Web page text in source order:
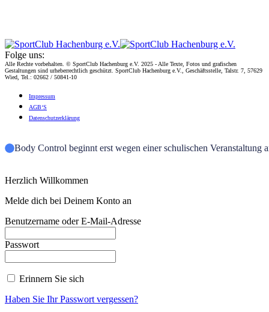
Folge uns:
Alle Rechte vorbehalten. © SportClub Hachenburg e.V. 2025 - Alle Texte, Fotos und grafischen
Gestaltungen sind urheberrechtlich geschützt. SportClub Hachenburg e.V., Geschäftsstelle, Talstr. 7, 57629
Wied, Tel.: 02662 / 50841-10
Impres­sum
AGB‘S
Daten­schutz­er­klä­rung
Body Control beginnt erst wegen einer schulischen Veranstaltung
Herzlich Willkommen
Melde dich bei Deinem Konto an
Benutzername oder E-Mail-Adresse
Passwort
Erinnern Sie sich
Haben Sie Ihr Passwort vergessen?